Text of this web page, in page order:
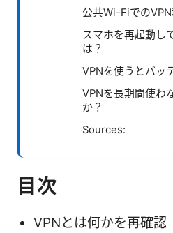
公共Wi-Fiでの
スマホを再起動し
は？
VPNを使うとバッ
VPNを長期間使わ
か？
Sources:
目次
VPNとは何かを再確認